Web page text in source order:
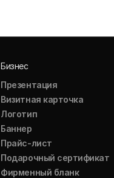
Бизнес
Презентация
Визитная карточка
Логотип
Баннер
Прайс-лист
Подарочный сертификат
Фирменный бланк